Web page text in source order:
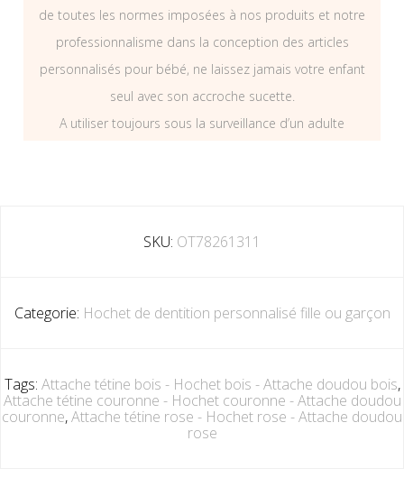
de toutes les normes imposées à nos produits et notre
professionnalisme dans la conception des articles
personnalisés pour bébé, ne laissez jamais votre enfant
seul avec son accroche sucette.
A utiliser toujours sous la surveillance d’un adulte
SKU: OT78261311
Categorie: Hochet de dentition personnalisé fille ou garçon
Tags: Attache tétine bois - Hochet bois - Attache doudou bois,
Attache tétine couronne - Hochet couronne - Attache doudou
couronne,Attache tétine rose - Hochet rose - Attache doudou
rose